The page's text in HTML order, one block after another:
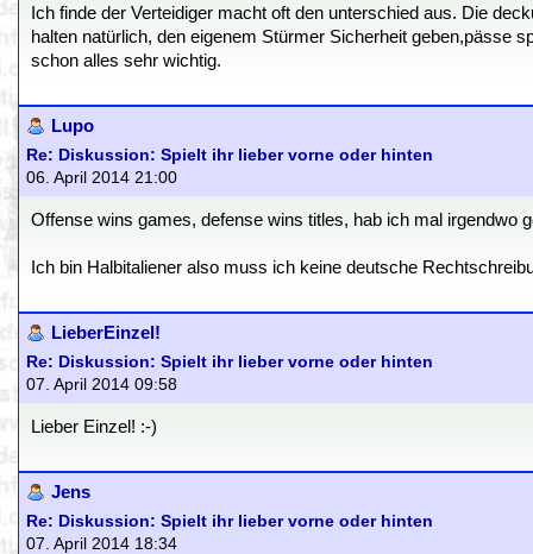
Ich finde der Verteidiger macht oft den unterschied aus. Die
halten natürlich, den eigenem Stürmer Sicherheit geben,pässe
schon alles sehr wichtig.
Lupo
Re: Diskussion: Spielt ihr lieber vorne oder hinten
06. April 2014 21:00
Offense wins games, defense wins titles, hab ich mal irgendwo
Ich bin Halbitaliener also muss ich keine deutsche
LieberEinzel!
Re: Diskussion: Spielt ihr lieber vorne oder hinten
07. April 2014 09:58
Lieber Einzel! :-)
Jens
Re: Diskussion: Spielt ihr lieber vorne oder hinten
07. April 2014 18:34